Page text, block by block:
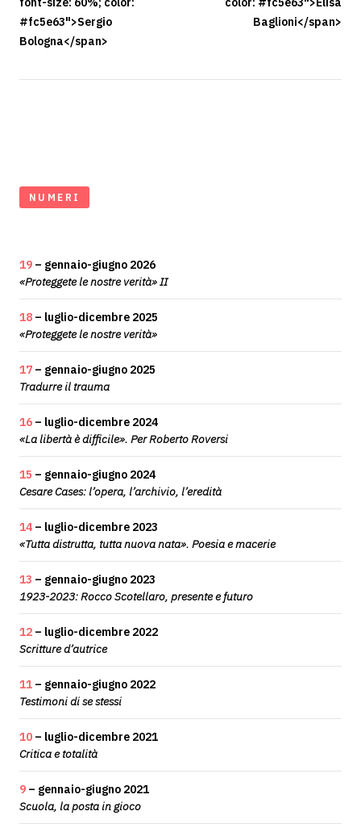
#fc5e63">Sergio
Bologna</span>
Baglioni</span>
NUMERI
19 – gennaio-giugno 2026
«Proteggete le nostre verità» II
18 – luglio-dicembre 2025
«Proteggete le nostre verità»
17 – gennaio-giugno 2025
Tradurre il trauma
16 – luglio-dicembre 2024
«La libertà è difficile». Per Roberto Roversi
15 – gennaio-giugno 2024
Cesare Cases: l’opera, l’archivio, l’eredità
14 – luglio-dicembre 2023
«Tutta distrutta, tutta nuova nata». Poesia e macerie
13 – gennaio-giugno 2023
1923-2023: Rocco Scotellaro, presente e futuro
12 – luglio-dicembre 2022
Scritture d’autrice
11 – gennaio-giugno 2022
Testimoni di se stessi
10 – luglio-dicembre 2021
Critica e totalità
9 – gennaio-giugno 2021
Scuola, la posta in gioco